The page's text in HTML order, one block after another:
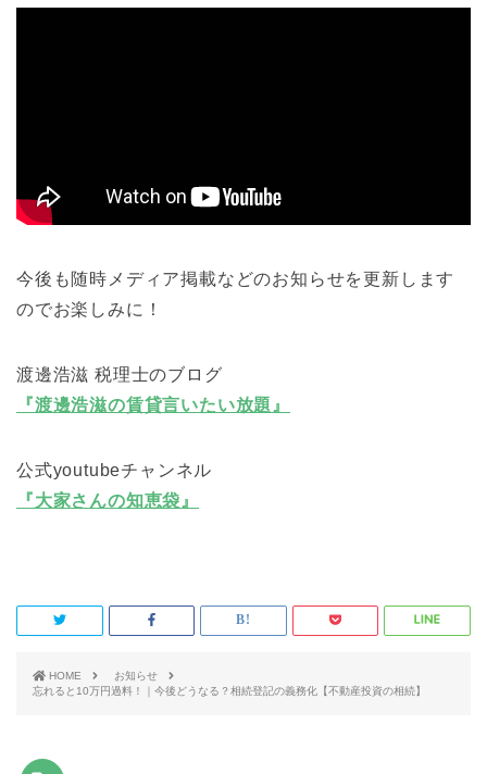
今後も随時メディア掲載などのお知らせを更新します
のでお楽しみに！
渡邊浩滋 税理士のブログ
『渡邊浩滋の賃貸言いたい放題』
公式youtubeチャンネル
『大家さんの知恵袋』
HOME
お知らせ
忘れると10万円過料！｜今後どうなる？相続登記の義務化【不動産投資の相続】